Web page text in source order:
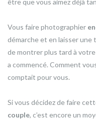
être que vous aimez déjà
Vous faire photographier
démarche et en laisser une
de montrer plus tard à votre
a commencé. Comment
comptait pour vous.
Si vous décidez de faire
couple, c’est encore un